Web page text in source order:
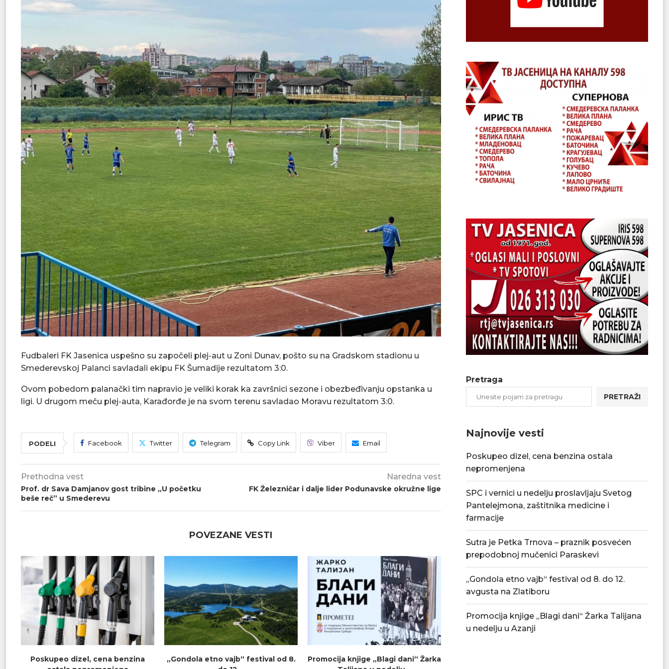
Fudbaleri FK Jasenica uspešno su započeli plej-aut u Zoni Dunav, pošto su na Gradskom stadionu u
Smederevskoj Palanci savladali ekipu FK Šumadije rezultatom 3:0.
Ovom pobedom palanački tim napravio je veliki korak ka završnici sezone i obezbeđivanju opstanka u
ligi. U drugom meču plej-auta, Karađorđe je na svom terenu savladao Moravu rezultatom 3:0.
PODELI Facebook Twitter Telegram Copy Link Viber Email
Prethodna vest
Prof. dr Sava Damjanov gost tribine „U početku
beše reč” u Smederevu
Naredna vest
FK Železničar i dalje lider Podunavske okružne lige
POVEZANE VESTI
Poskupeo dizel, cena benzina
„Gondola etno vajb“ festival od 8.
Promocija knjige „Blagi dani“ Žarka
Pretraga
PRETRAŽI
Najnovije vesti
Poskupeo dizel, cena benzina ostala
nepromenjena
SPC i vernici u nedelju proslavljaju Svetog
Pantelejmona, zaštitnika medicine i
farmacije
Sutra je Petka Trnova – praznik posvećen
prepodobnoj mučenici Paraskevi
„Gondola etno vajb“ festival od 8. do 12.
avgusta na Zlatiboru
Promocija knjige „Blagi dani“ Žarka Talijana
u nedelju u Azanji